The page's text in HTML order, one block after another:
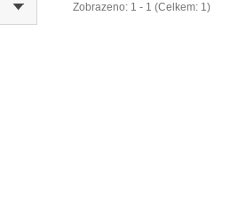
Zobrazeno: 1 - 1 (Celkem: 1)